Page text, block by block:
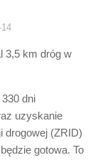
3,5 km dróg w
dni
uzyskanie
drogowej (ZRID)
gotowa. To